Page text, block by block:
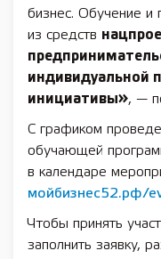
бизнес. Обучение и
из средств
индивидуальной
инициативы», —
С графиком
обучающей
в календаре
мойбизнес52.рф/
Чтобы принять
заполнить заявку,